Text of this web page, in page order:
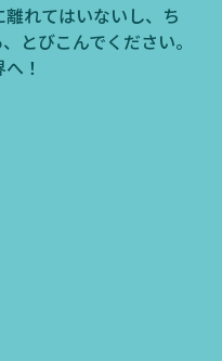
れてはいないし、ち
とびこんでください。
！